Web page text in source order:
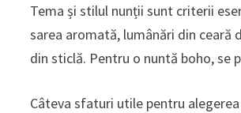
Tema și stilul nunții sunt criterii
sarea aromată, lumânări din ceară
din sticlă. Pentru o nuntă boho, se
Câteva sfaturi utile pentru